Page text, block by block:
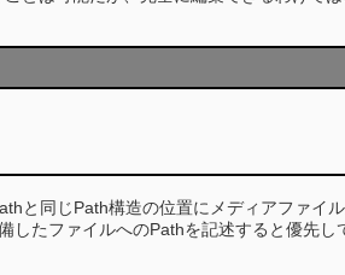
と同じPath構造の位置にメディアファイ
したファイルへのPathを記述すると優先